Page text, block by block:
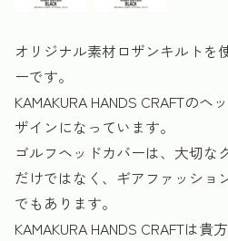
オリジナル素材ロザンキルトを
ーです。
KAMAKURA HANDS CRAFTの
ザインになっています。
ゴルフヘッドカバーは、大切な
だけではなく、ギアファッショ
でもあります。
KAMAKURA HANDS CRAFTは